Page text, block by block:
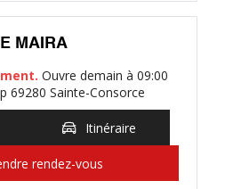
MAIRA
Ouvre demain à 09:00
69280 Sainte-Consorce
Itinéraire
rendez-vous